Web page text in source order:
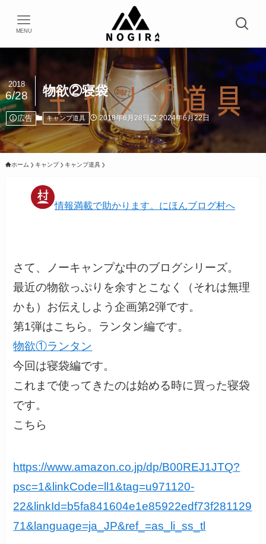
MENU
物欲②寝袋
2018
6/28
広告 キャンプ道具 2018年6月28日 2024年6月22日
ホーム キャンプ キャンプ道具
情報満載で助かります。にほんブログ村へ
さて、ノーキャンプな中のブログシリーズ。
最近の物欲っぷりを余すとこなく（それは無理
かも）お伝えしよう企画第2弾です。
第1弾はこちら。ランタン編です。
物欲①ランタン
今回は寝袋編です。
これまで使ってきたのは始める時に買った寝袋
です。
こちら
https://www.amazon.co.jp/dp/B00REJ1JTQ?
psc=1&linkCode=ll1&tag=u971120-
22&linkId=b5fa841604e1e85922edf73f281129
71&language=ja_JP&ref_=as_li_ss_tl